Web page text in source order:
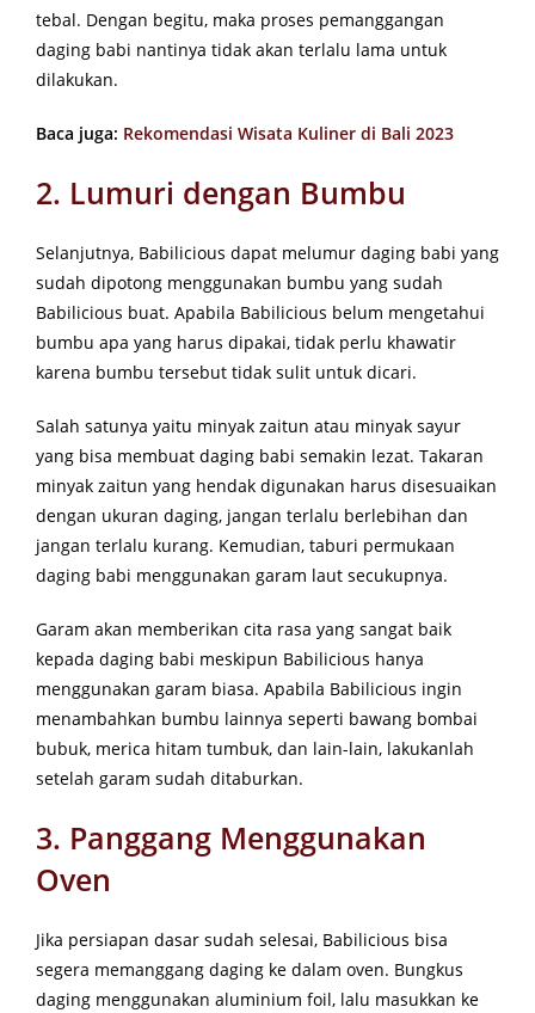
tebal. Dengan begitu, maka proses pemanggangan
daging babi nantinya tidak akan terlalu lama untuk
dilakukan.
Baca juga: Rekomendasi Wisata Kuliner di Bali 2023
2. Lumuri dengan Bumbu
Selanjutnya, Babilicious dapat melumur daging babi yang
sudah dipotong menggunakan bumbu yang sudah
Babilicious buat. Apabila Babilicious belum mengetahui
bumbu apa yang harus dipakai, tidak perlu khawatir
karena bumbu tersebut tidak sulit untuk dicari.
Salah satunya yaitu minyak zaitun atau minyak sayur
yang bisa membuat daging babi semakin lezat. Takaran
minyak zaitun yang hendak digunakan harus disesuaikan
dengan ukuran daging, jangan terlalu berlebihan dan
jangan terlalu kurang. Kemudian, taburi permukaan
daging babi menggunakan garam laut secukupnya.
Garam akan memberikan cita rasa yang sangat baik
kepada daging babi meskipun Babilicious hanya
menggunakan garam biasa. Apabila Babilicious ingin
menambahkan bumbu lainnya seperti bawang bombai
bubuk, merica hitam tumbuk, dan lain-lain, lakukanlah
setelah garam sudah ditaburkan.
3. Panggang Menggunakan
Oven
Jika persiapan dasar sudah selesai, Babilicious bisa
segera memanggang daging ke dalam oven. Bungkus
daging menggunakan aluminium foil, lalu masukkan ke